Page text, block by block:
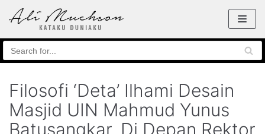
Skip
content
Filosofi ‘Deta’ Ilhami Desain
Masjid UIN Mahmud Yunus
Batusangkar, Di Depan Rektor